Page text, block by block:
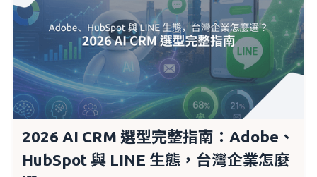
2026 AI CRM 選型完整指南：Adobe、
HubSpot 與 LINE 生態，台灣企業怎麼